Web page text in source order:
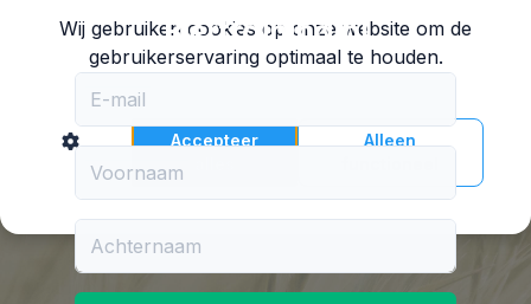
Biertraining.nl
E-mail
Voornaam
Achternaam
Wij gebruiken cookies op onze website om de
gebruikerservaring optimaal te houden.
Alleen
Accepteer